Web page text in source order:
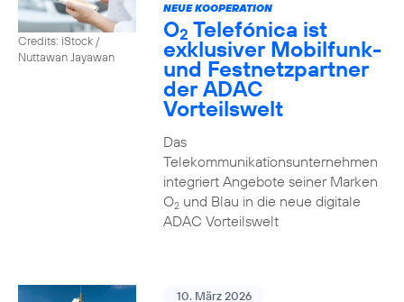
Credits: iStock /
Nuttawan Jayawan
NEUE KOOPERATION
O2 Telefónica ist
exklusiver Mobilfunk-
und Festnetzpartner
der ADAC
Vorteilswelt
Das
Telekommunikationsunternehmen
integriert Angebote seiner Marken
O2und Blau in die neue digitale
ADAC Vorteilswelt
10. März 2026